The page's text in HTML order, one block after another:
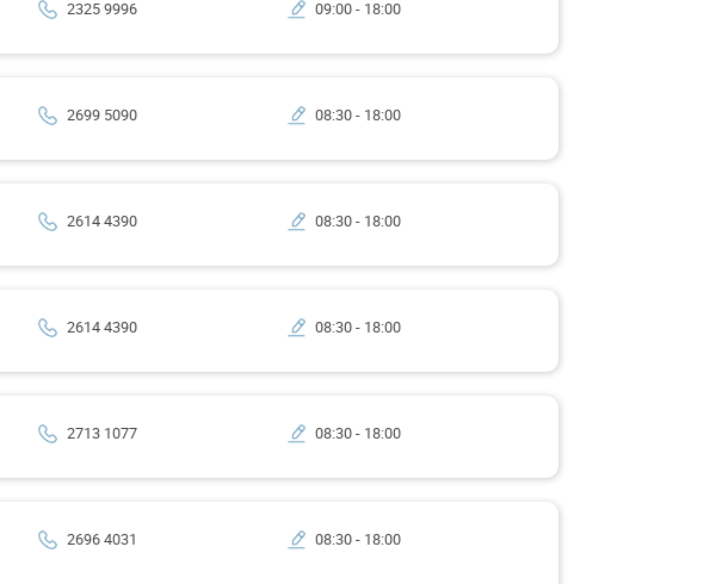
2325 9996 09:00 - 18:00
2699 5090 08:30 - 18:00
2614 4390 08:30 - 18:00
2614 4390 08:30 - 18:00
2713 1077 08:30 - 18:00
2696 4031 08:30 - 18:00